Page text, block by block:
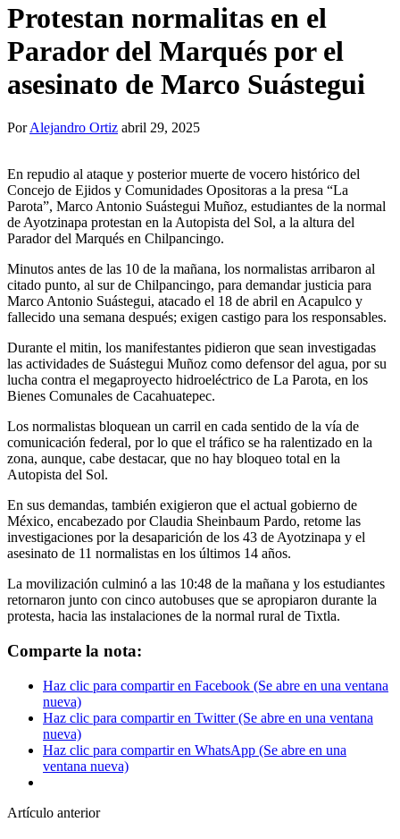
Protestan normalitas en el
Parador del Marqués por el
asesinato de Marco Suástegui
PorAlejandro Ortiz abril 29, 2025
En repudio al ataque y posterior muerte de vocero histórico del
Concejo de Ejidos y Comunidades Opositoras a la presa “La
Parota”, Marco Antonio Suástegui Muñoz, estudiantes de la normal
de Ayotzinapa protestan en la Autopista del Sol, a la altura del
Parador del Marqués en Chilpancingo.
Minutos antes de las 10 de la mañana, los normalistas arribaron al
citado punto, al sur de Chilpancingo, para demandar justicia para
Marco Antonio Suástegui, atacado el 18 de abril en Acapulco y
fallecido una semana después; exigen castigo para los responsables.
Durante el mitin, los manifestantes pidieron que sean investigadas
las actividades de Suástegui Muñoz como defensor del agua, por su
lucha contra el megaproyecto hidroeléctrico de La Parota, en los
Bienes Comunales de Cacahuatepec.
Los normalistas bloquean un carril en cada sentido de la vía de
comunicación federal, por lo que el tráfico se ha ralentizado en la
zona, aunque, cabe destacar, que no hay bloqueo total en la
Autopista del Sol.
En sus demandas, también exigieron que el actual gobierno de
México, encabezado por Claudia Sheinbaum Pardo, retome las
investigaciones por la desaparición de los 43 de Ayotzinapa y el
asesinato de 11 normalistas en los últimos 14 años.
La movilización culminó a las 10:48 de la mañana y los estudiantes
retornaron junto con cinco autobuses que se apropiaron durante la
protesta, hacia las instalaciones de la normal rural de Tixtla.
Comparte la nota:
Haz clic para compartir en Facebook (Se abre en una ventana
nueva)
Haz clic para compartir en Twitter (Se abre en una ventana
nueva)
Haz clic para compartir en WhatsApp (Se abre en una
ventana nueva)
Artículo anterior